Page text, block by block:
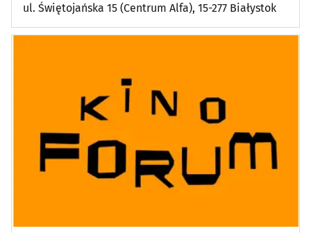
ul. Świętojańska 15 (Centrum Alfa), 15-277 Białystok